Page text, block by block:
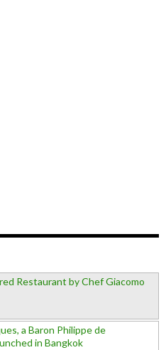
Restaurant by Chef Giacomo
a Baron Philippe de
in Bangkok